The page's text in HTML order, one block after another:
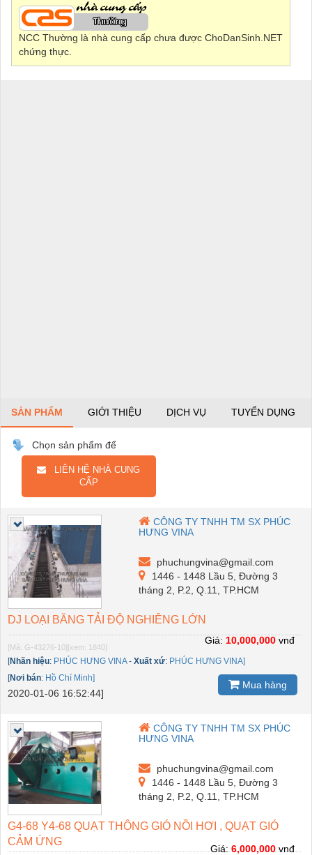
NCC Thường là nhà cung cấp chưa được ChoDanSinh.NET
chứng thực.
SẢN PHẨM GIỚI THIỆU DỊCH VỤ TUYỂN DỤNG
Chọn sản phẩm để
LIÊN HỆ NHÀ CUNG
CẤP
CÔNG TY TNHH TM SX PHÚC
HƯNG VINA
phuchungvina@gmail.com
1446 - 1448 Lầu 5, Đường 3
tháng 2, P.2, Q.11, TP.HCM
DJ LOẠI BĂNG TẢI ĐỘ NGHIÊNG LỚN
[Mã: G-43276-10][xem: 1840]
[Nhãn hiệu: PHÚC HƯNG VINA- Xuất xứ: PHÚC HƯNG VINA]
[Nơi bán: Hồ Chí Minh]
2020-01-06 16:52:44]
Giá: 10,000,000 vnđ
Mua hàng
CÔNG TY TNHH TM SX PHÚC
HƯNG VINA
phuchungvina@gmail.com
1446 - 1448 Lầu 5, Đường 3
tháng 2, P.2, Q.11, TP.HCM
G4-68 Y4-68 QUẠT THÔNG GIÓ NỒI HƠI , QUẠT GIÓ
CẢM ỨNG
Giá: 6,000,000 vnđ